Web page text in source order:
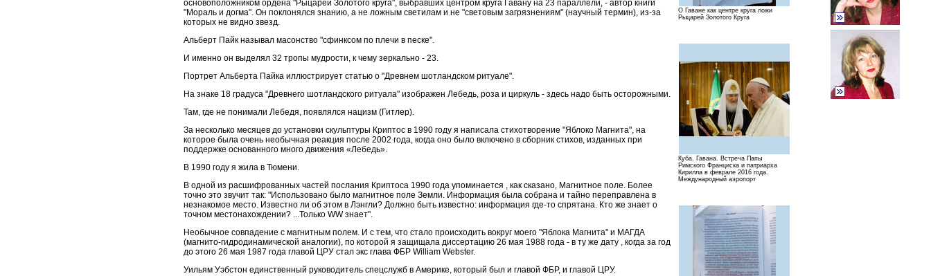
О Гаване как центре круга ложи
Рыцарей Золотого Круга
Куба. Гавана. Встреча Папы
Римского Франциска и патриарха
Кирилла в феврале 2016 года.
Международный аэропорт
основоположником ордена "Рыцарей Золотого круга", выбравших центром круга Гавану на 23 параллели, - автор книги
"Мораль и догма". Он поклонялся знанию, а не ложным светилам и не "световым загрязнениям" (научный термин), из-за
которых не видно звезд.
Альберт Пайк называл масонство "сфинксом по плечи в песке".
И именно он выделял 32 тропы мудрости, к чему зеркально - 23.
Портрет Альберта Пайка иллюстрирует статью о "Древнем шотландском ритуале".
На знаке 18 градуса "Древнего шотландского ритуала" изображен Лебедь, роза и циркуль - здесь надо быть осторожными.
Там, где не понимали Лебедя, появлялся нацизм (Гитлер).
За несколько месяцев до установки скульптуры Криптос в 1990 году я написала стихотворение "Яблоко Магнита", на
которое была очень необычная реакция после 2002 года, когда оно было включено в сборник стихов, изданных при
поддержке основанного много движения «Лебедь».
В 1990 году я жила в Тюмени.
В одной из расшифрованных частей послания Криптоса 1990 года упоминается , как сказано, Магнитное поле. Более
точно это звучит так: "Использовано было магнитное поле Земли. Информация была собрана и тайно переправлена в
незнакомое место. Известно ли об этом в Лэнгли? Должно быть известно: информация где-то спрятана. Кто же знает о
точном местонахождении? ...Только WW знает".
Необычное совпадение с магнитным полем. И с тем, что стало происходить вокруг моего "Яблока Магнита" и МАГДА
(магнито-гидродинамической аналогии), по которой я защищала диссертацию 26 мая 1988 года - в ту же дату , когда за год
до этого 26 мая 1987 года главой ЦРУ стал экс глава ФБР William Webster.
Уильям Уэбстон единственный руководитель спецслужб в Америке, который был и главой ФБР, и главой ЦРУ.